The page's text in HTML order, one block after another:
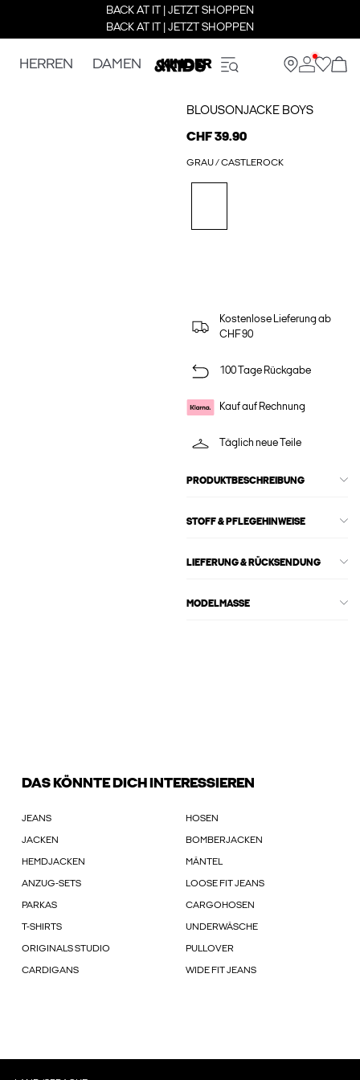
BACK AT IT | JETZT SHOPPEN
BACK AT IT | JETZT SHOPPEN
HERREN DAMEN KINDER
BLOUSONJACKE BOYS
CHF 39.90
GRAU / CASTLEROCK
Kostenlose Lieferung ab
CHF 90
100 Tage Rückgabe
Kauf auf Rechnung
Täglich neue Teile
PRODUKTBESCHREIBUNG
STOFF & PFLEGEHINWEISE
LIEFERUNG & RÜCKSENDUNG
MODELMASSE
DAS KÖNNTE DICH INTERESSIEREN
JEANS HOSEN
JACKEN BOMBERJACKEN
HEMDJACKEN MÄNTEL
ANZUG-SETS LOOSE FIT JEANS
PARKAS CARGOHOSEN
T-SHIRTS UNDERWÄSCHE
ORIGINALS STUDIO PULLOVER
CARDIGANS WIDE FIT JEANS